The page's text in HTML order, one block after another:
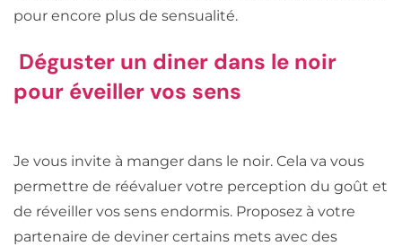
pour encore plus de sensualité.
Déguster un diner dans le noir
pour éveiller vos sens
Je vous invite à manger dans le noir. Cela va vous
permettre de réévaluer votre perception du goût et
de réveiller vos sens endormis. Proposez à votre
partenaire de deviner certains mets avec des